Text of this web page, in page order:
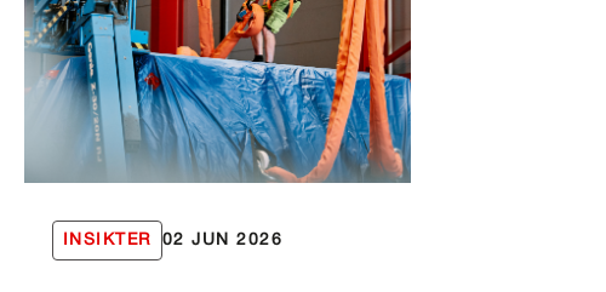
INSIKTER 02 JUN 2026